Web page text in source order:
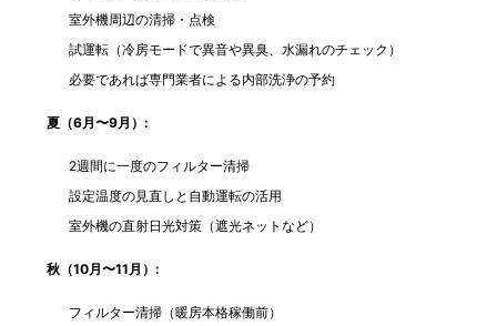
室外機周辺の清掃・点検
試運転（冷房モードで異音や異臭、水漏れのチェック）
必要であれば専門業者による内部洗浄の予約
夏（6月〜9月）:
2週間に一度のフィルター清掃
設定温度の見直しと自動運転の活用
室外機の直射日光対策（遮光ネットなど）
秋（10月〜11月）:
フィルター清掃（暖房本格稼働前）